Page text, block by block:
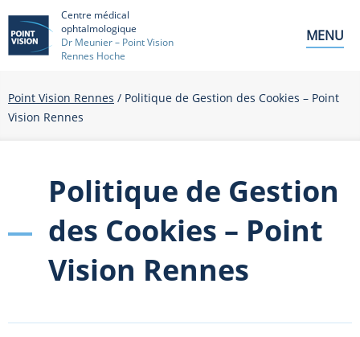
Centre médical
ophtalmologique
Dr Meunier – Point Vision
Rennes Hoche
MENU
Point Vision Rennes / Politique de Gestion des Cookies – Point
Vision Rennes
Politique de Gestion
des Cookies – Point
Vision Rennes